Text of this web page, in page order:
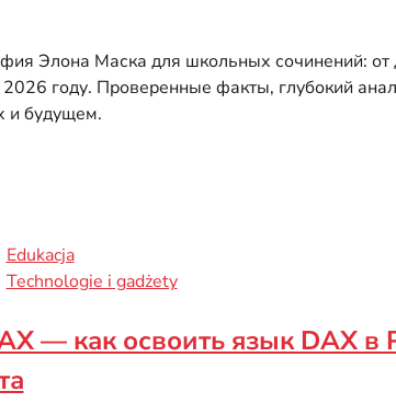
Элона Маска для школьных сочинений:
году. Проверенные факты, глубокий
и будущем.
Edukacja
Technologie i gadżety
— как освоить язык DAX в